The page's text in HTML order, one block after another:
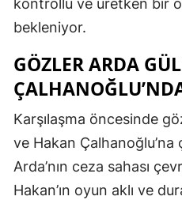
kontrollü ve üretken bir
bekleniyor.
GÖZLER ARDA
Karşılaşma öncesinde
ve Hakan
Arda’nın ceza sahası
Hakan’ın oyun aklı ve